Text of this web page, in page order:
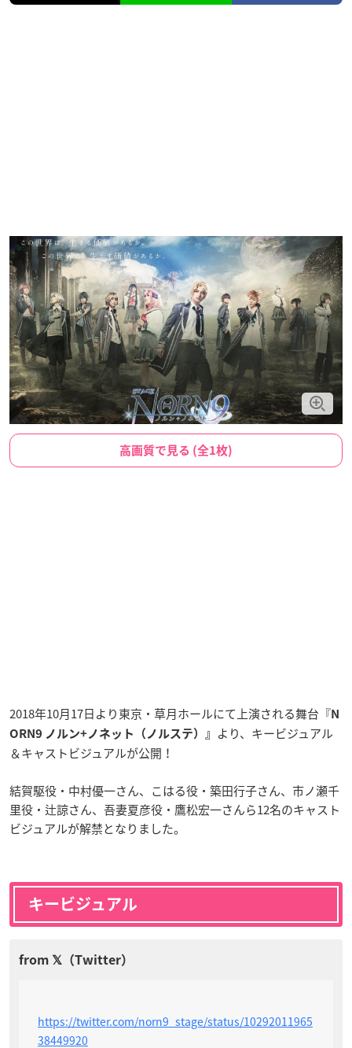
高画質で見る (全1枚)
2018年10月17日より東京・草月ホールにて上演される舞台『N
ORN9 ノルン+ノネット（ノルステ）』
より、キービジュアル
＆キャストビジュアルが公開！
結賀駆役・中村優一さん、こはる役・築田行子さん、市ノ瀬千
里役・辻諒さん、吾妻夏彦役・鷹松宏一さんら12名のキャスト
ビジュアルが解禁となりました。
キービジュアル
https://twitter.com/norn9_stage/status/10292011965
38449920